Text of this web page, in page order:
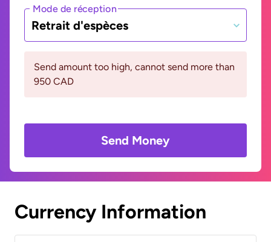
Mode de réception
Retrait d'espèces
Send amount too high, cannot send more than
950 CAD
Send Money
Currency Information